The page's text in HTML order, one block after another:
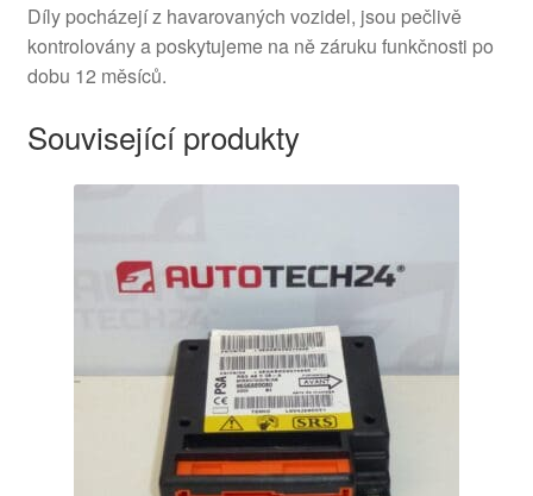
Díly pocházejí z havarovaných vozidel, jsou pečlivě
kontrolovány a poskytujeme na ně záruku funkčnosti po
dobu 12 měsíců.
Související produkty